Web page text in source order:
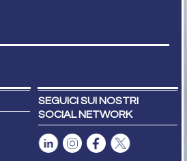
SEGUICI SUI NOSTRI
SOCIAL NETWORK